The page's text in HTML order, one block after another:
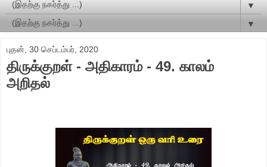
▼
▼
புதன், 30 செப்டம்பர், 2020
திருக்குறள் - அதிகாரம் - 49. காலம்
அறிதல்